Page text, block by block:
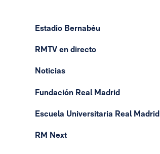
Estadio Bernabéu
RMTV en directo
Noticias
Fundación Real Madrid
Escuela Universitaria Real Madrid
RM Next